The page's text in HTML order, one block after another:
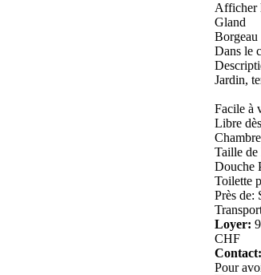
Afficher
Gland
Borgeau
Dans le
Jardin,
Facile à
Libre
Taille
Douche
Toilette
Près de:
Loyer:
CHF
Contact:
Pour